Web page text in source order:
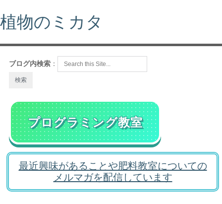
植物のミカタ
ブログ内検索 ：
プログラミング教室
最近興味があることや肥料教室についての
メルマガを配信しています